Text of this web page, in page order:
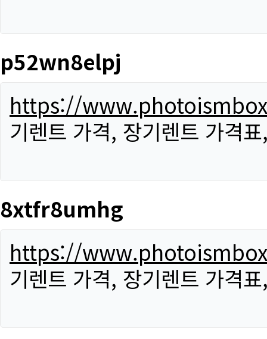
p52wn8elpj
https://
기렌트 가격, 장기렌트 가격
8xtfr8umhg
https://
기렌트 가격, 장기렌트 가격